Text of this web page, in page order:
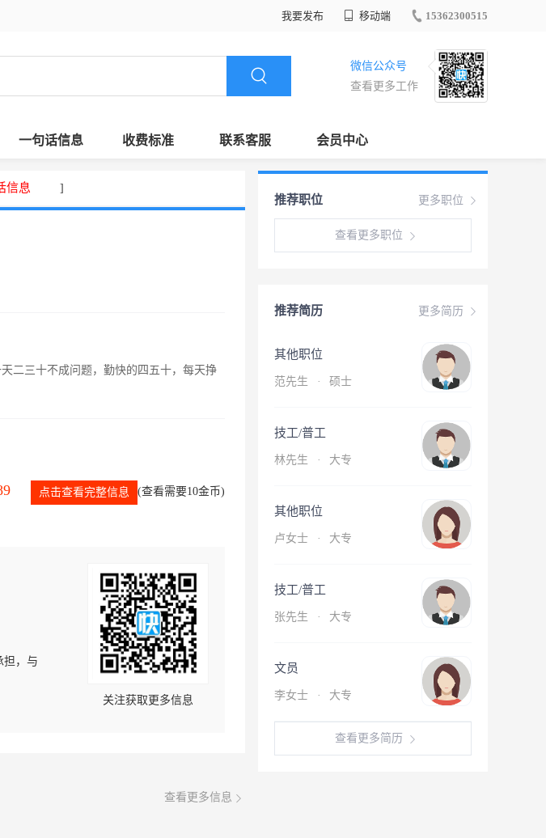
我要发布 移动端 15362300515
微信公众号
查看更多工作
一句话信息 收费标准 联系客服 会员中心
信息 ]
二三十不成问题，勤快的四五十，每天挣
点击查看完整信息 (查看需要10金币)
担，与
关注获取更多信息
查看更多信息
更多职位
推荐职位
查看更多职位
更多简历
推荐简历
其他职位
范先生 · 硕士
技工/普工
林先生 · 大专
其他职位
卢女士 · 大专
技工/普工
张先生 · 大专
文员
李女士 · 大专
查看更多简历